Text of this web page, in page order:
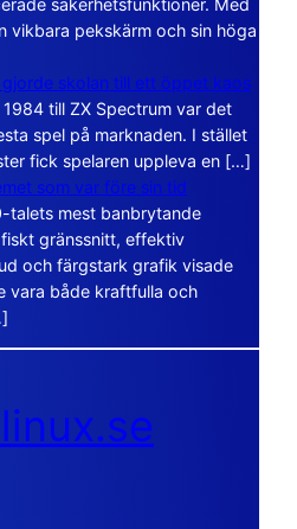
säkerhetsfunktioner. Med
vikbara pekskärm och sin höga
skolan till ett öppet kaos
till ZX Spectrum var det
spel på marknaden. I stället
fick spelaren uppleva en […]
som var före sin tid
talets mest banbrytande
gränssnitt, effektiv
och färgstark grafik visade
vara både kraftfulla och